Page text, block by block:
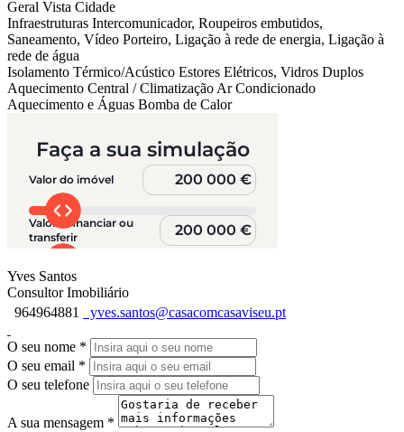
Geral Vista Cidade
Infraestruturas Intercomunicador, Roupeiros embutidos,
Saneamento, Vídeo Porteiro, Ligação à rede de energia, Ligação à
rede de água
Isolamento Térmico/Acústico Estores Elétricos, Vidros Duplos
Aquecimento Central / Climatização Ar Condicionado
Aquecimento e Águas Bomba de Calor
Yves Santos
Consultor Imobiliário
964964881
yves.santos@casacomcasaviseu.pt
O seu nome *
O seu email *
O seu telefone
A sua mensagem *